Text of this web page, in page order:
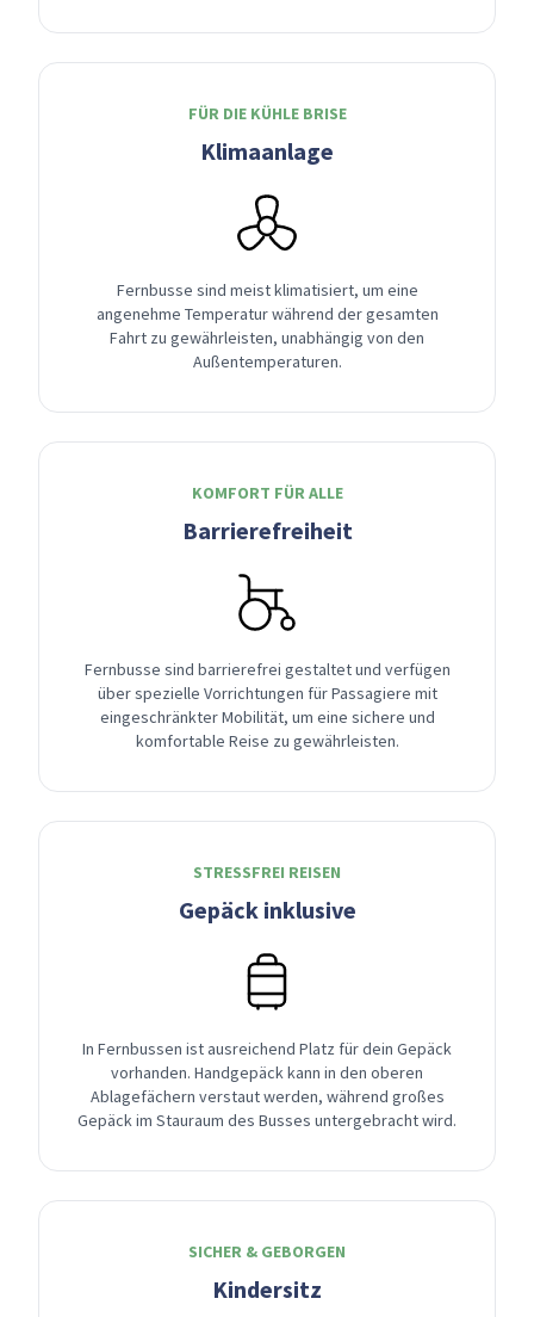
FÜR DIE KÜHLE BRISE
Klimaanlage
Fernbusse sind meist klimatisiert, um eine
angenehme Temperatur während der gesamten
Fahrt zu gewährleisten, unabhängig von den
Außentemperaturen.
KOMFORT FÜR ALLE
Barrierefreiheit
Fernbusse sind barrierefrei gestaltet und verfügen
über spezielle Vorrichtungen für Passagiere mit
eingeschränkter Mobilität, um eine sichere und
komfortable Reise zu gewährleisten.
STRESSFREI REISEN
Gepäck inklusive
In Fernbussen ist ausreichend Platz für dein Gepäck
vorhanden. Handgepäck kann in den oberen
Ablagefächern verstaut werden, während großes
Gepäck im Stauraum des Busses untergebracht wird.
SICHER & GEBORGEN
Kindersitz